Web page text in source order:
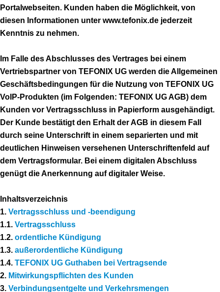
Portalwebseiten. Kunden haben die Möglichkeit, von
diesen Informationen unter www.tefonix.de jederzeit
Kenntnis zu nehmen.
Im Falle des Abschlusses des Vertrages bei einem
Vertriebspartner von TEFONIX UG werden die Allgemeinen
Geschäftsbedingungen für die Nutzung von TEFONIX UG
VoIP-Produkten (im Folgenden: TEFONIX UG AGB) dem
Kunden vor Vertragsschluss in Papierform ausgehändigt.
Der Kunde bestätigt den Erhalt der AGB in diesem Fall
durch seine Unterschrift in einem separierten und mit
deutlichen Hinweisen versehenen Unterschriftenfeld auf
dem Vertragsformular. Bei einem digitalen Abschluss
genügt die Anerkennung auf digitaler Weise.
Inhaltsverzeichnis
1. Vertragsschluss und -beendigung
1.1. Vertragsschluss
1.2. ordentliche Kündigung
1.3. außerordentliche Kündigung
1.4. TEFONIX UG Guthaben bei Vertragsende
2. Mitwirkungspflichten des Kunden
3. Verbindungsentgelte und Verkehrsmengen